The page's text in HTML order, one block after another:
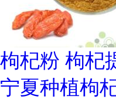
枸杞粉 枸杞
宁夏种植枸